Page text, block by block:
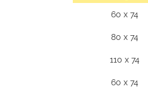
60 x 74
80 x 74
110 x 74
60 x 74